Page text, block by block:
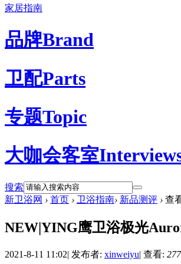
家居指南
品牌Brand
卫配Parts
专题Topic
大咖会客室
搜索
新卫浴网 › 首页 › 卫浴指南› 新品测评 › 查
NEW|YING鹰卫浴极光
2021-8-11 11:02| 发布者: xinweiyu| 查看: